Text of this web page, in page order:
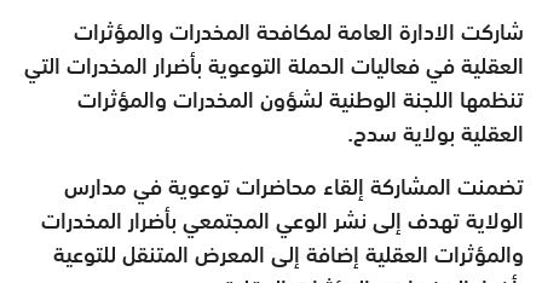
شاركت الادارة العامة لمكافحة المخدرات والمؤثرات
العقلية في فعاليات الحملة التوعوية بأضرار المخدرات التي
تنظمها اللجنة الوطنية لشؤون المخدرات والمؤثرات
العقلية بولاية سدح.
تضمنت المشاركة إلقاء محاضرات توعوية في مدارس
الولاية تهدف إلى نشر الوعي المجتمعي بأضرار المخدرات
والمؤثرات العقلية إضافة إلى المعرض المتنقل للتوعية